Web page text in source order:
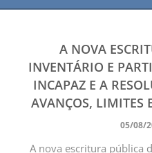
A NOVA
INVENTÁRIO E
INCAPAZ E A
AVANÇOS, LIMITES
05/08/
A nova escritura pública